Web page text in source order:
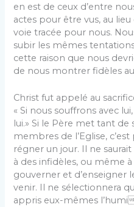
en est de ceux d’entre
actes pour être vus, au
voie tracée pour nous.
subir les mêmes
cette raison que nous
de nous montrer fidèles
Christ fut appelé au
« Si nous souffrons avec
lui.» Si le Père met tant de
membres de l’Eglise,
régner un jour. Il ne
à des infidèles, ou même
gouverner et d’enseigner
venir. Il ne sélectionnera
appris eux-mêmes l’humi